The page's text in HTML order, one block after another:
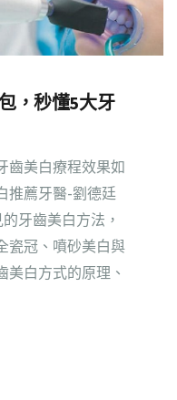
，秒懂5大牙
齒美白療程效果如
推薦牙醫-劉德廷
牙齒美白方法，
瓷冠、噴砂美白與
美白方式的原理、